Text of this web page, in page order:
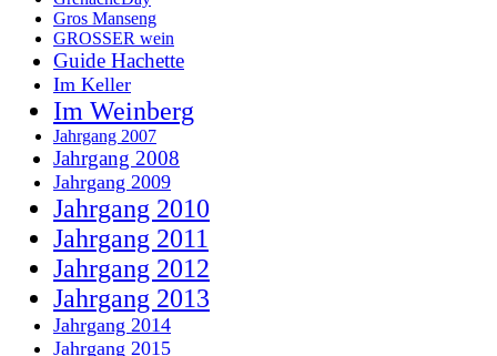
Gros Manseng
GROSSER wein
Guide Hachette
Im Keller
Im Weinberg
Jahrgang 2007
Jahrgang 2008
Jahrgang 2009
Jahrgang 2010
Jahrgang 2011
Jahrgang 2012
Jahrgang 2013
Jahrgang 2014
Jahrgang 2015